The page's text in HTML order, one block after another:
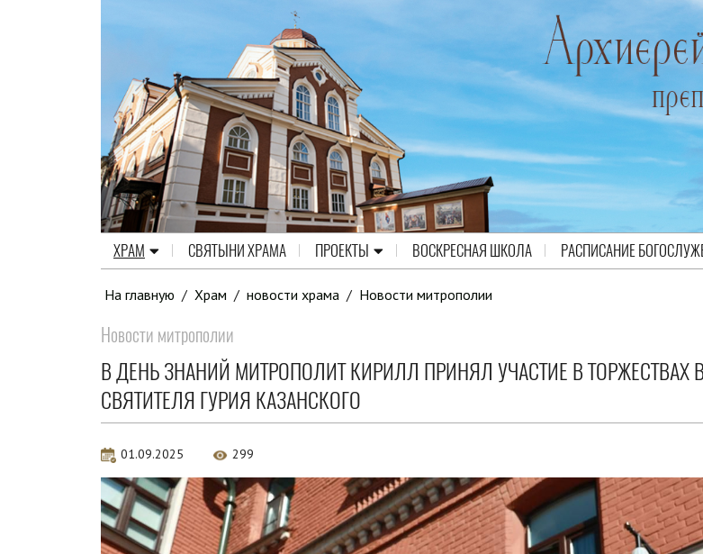
ХРАМ СВЯТЫНИ ХРАМА ПРОЕКТЫ ВОСКРЕСНАЯ ШКОЛА РАСПИСАНИЕ
На главную / Храм / новости храма / Новости митрополии
Новости митрополии
В ДЕНЬ ЗНАНИЙ МИТРОПОЛИТ КИРИЛЛ ПРИНЯЛ УЧАСТИЕ В ТОРЖЕСТВАХ
СВЯТИТЕЛЯ ГУРИЯ КАЗАНСКОГО
01.09.2025 299